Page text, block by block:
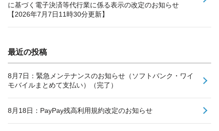
に基づく電子決済等代行業に係る表示の改定のお知らせ
【2026年7月7日11時30分更新】
最近の投稿
8月7日：緊急メンテナンスのお知らせ（ソフトバンク・ワイ
モバイルまとめて支払い）（完了）
8月18日：PayPay残高利用規約改定のお知らせ